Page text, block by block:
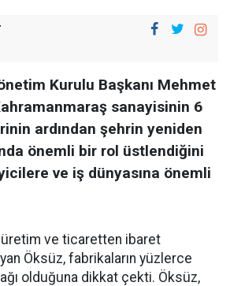
Kurulu Başkanı Mehmet
sanayisinin 6
ardından şehrin yeniden
önemli bir rol üstlendiğini
ve iş dünyasına önemli
üretim ve ticaretten ibaret
Öksüz, fabrikaların yüzlerce
olduğuna dikkat çekti. Öksüz,